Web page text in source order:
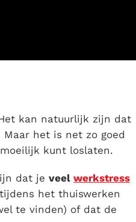
kan natuurlijk zijn dat
het is net zo goed
kunt loslaten.
dat je veel werkstress
het thuiswerken
te vinden) of dat de